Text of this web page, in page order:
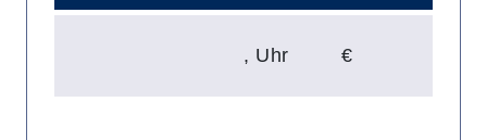
Mehr Details zu folgendem Kurs
, Uhr €